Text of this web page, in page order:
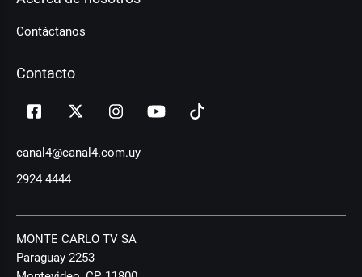
Contáctanos
Contacto
canal4@canal4.com.uy
2924 4444
MONTE CARLO TV SA
Paraguay 2253